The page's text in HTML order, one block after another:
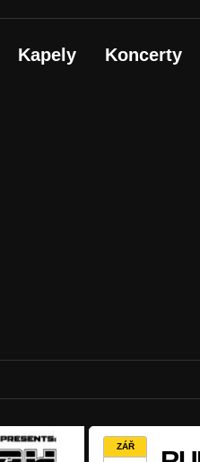
Kapely Koncerty
ZÁŘ